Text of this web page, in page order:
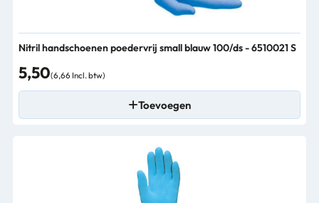
Nitril handschoenen poedervrij small blauw 100/ds - 6510021 S
5,50(6,66 Incl. btw)
Toevoegen